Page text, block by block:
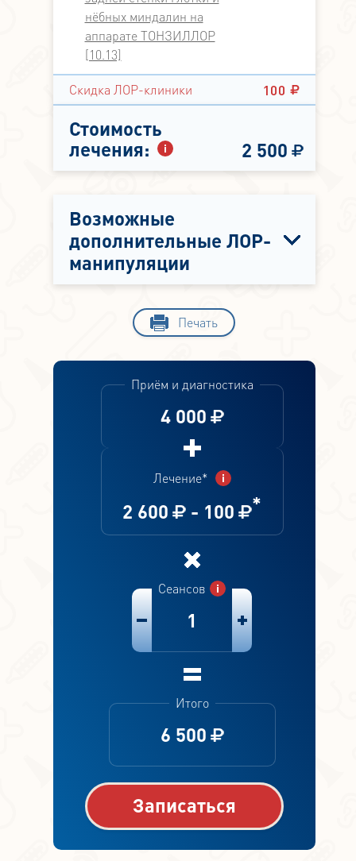
нёбных миндалин на
аппарате ТОНЗИЛЛОР
[10.13]
Скидка ЛОР-клиники 100
Стоимость
лечения:
2 500
Возможные
дополнительные ЛОР-
манипуляции
Печать
4 000
Приём и диагностика
2 600 - 100 *
Лечение*
1
Сеансов
6 500
Итого
Записаться